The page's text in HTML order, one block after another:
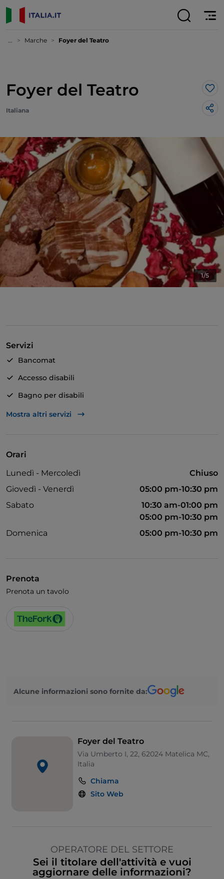
... Marche Foyer del Teatro
Foyer del Teatro
Italiana
1/5
Servizi
Bancomat
Accesso disabili
Bagno per disabili
Si parla inglese
Mostra altri servizi
Orari
Lunedì - Mercoledì
Chiuso
Giovedì - Venerdì
05:00 pm-10:30 pm
Sabato
10:30 am-01:00 pm
05:00 pm-10:30 pm
Domenica
05:00 pm-10:30 pm
Prenota
Prenota un tavolo
Alcune informazioni sono fornite da:
Foyer del Teatro
Via Umberto I, 22, 62024 Matelica MC,
Italia
Chiama
Sito Web
OPERATORE DEL SETTORE
Sei il titolare dell'attività e vuoi
aggiornare delle informazioni?